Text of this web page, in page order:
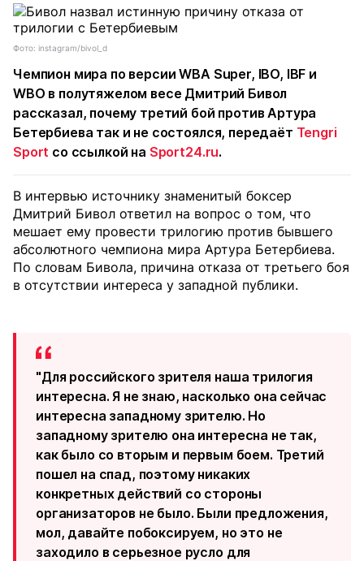
Фото: instagram/bivol_d
Чемпион мира по версии WBA Super, IBO, IBF и
WBO в полутяжелом весе Дмитрий Бивол
рассказал, почему третий бой против Артура
Бетербиева так и не состоялся, передаёт Tengri
Sport со ссылкой на Sport24.ru.
В интервью источнику знаменитый боксер
Дмитрий Бивол ответил на вопрос о том, что
мешает ему провести трилогию против бывшего
абсолютного чемпиона мира Артура Бетербиева.
По словам Бивола, причина отказа от третьего боя
в отсутствии интереса у западной публики.
"Для российского зрителя наша трилогия
интересна. Я не знаю, насколько она сейчас
интересна западному зрителю. Но
западному зрителю она интересна не так,
как было со вторым и первым боем. Третий
пошел на спад, поэтому никаких
конкретных действий со стороны
организаторов не было. Были предложения,
мол, давайте побоксируем, но это не
заходило в серьезное русло для